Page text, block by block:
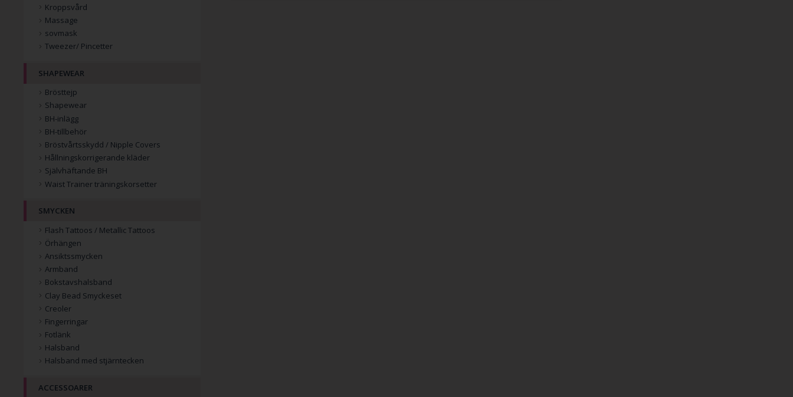
Kroppsvård
Massage
sovmask
Tweezer/ Pincetter
SHAPEWEAR
Brösttejp
Shapewear
BH-inlägg
BH-tillbehör
Bröstvårtsskydd / Nipple Covers
Hållningskorrigerande kläder
Självhäftande BH
Waist Trainer träningskorsetter
SMYCKEN
Flash Tattoos / Metallic Tattoos
Örhängen
Ansiktssmycken
Armband
Bokstavshalsband
Clay Bead Smyckeset
Creoler
Fingerringar
Fotlänk
Halsband
Halsband med stjärntecken
ACCESSOARER